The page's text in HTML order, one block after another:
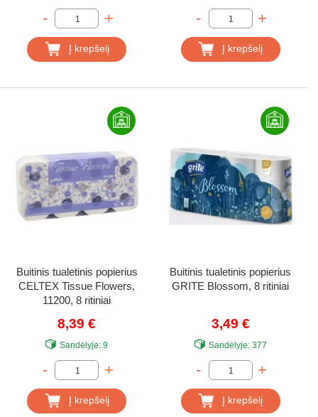
- +
Į krepšelį
- +
Į krepšelį
Buitinis tualetinis popierius
CELTEX Tissue Flowers,
11200, 8 ritiniai
8,39 €
Sandėlyje: 9
- +
Į krepšelį
Buitinis tualetinis popierius
GRITE Blossom, 8 ritiniai
3,49 €
Sandėlyje:377
- +
Į krepšelį